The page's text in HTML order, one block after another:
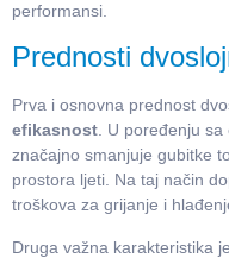
performansi.
Prednosti
Prva i osnovna prednost
efikasnost. U poređenju
značajno smanjuje gubitke
prostora ljeti. Na taj način
troškova za grijanje i
Druga važna karakteristika je